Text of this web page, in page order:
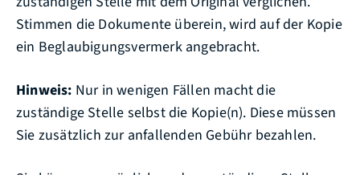
Stimmen die Dokumente überein, wird auf der Kopie
ein Beglaubigungsvermerk angebracht.
Hinweis: Nur in wenigen Fällen macht die
zuständige Stelle selbst die Kopie(n). Diese müssen
Sie zusätzlich zur anfallenden Gebühr bezahlen.